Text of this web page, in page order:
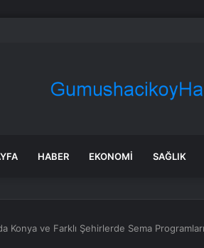
tadilat yapan çift, gizli bölmede deste
HABER EKONOMI SAĞLIK
Konya ve Farklı Şehirlerde Sema